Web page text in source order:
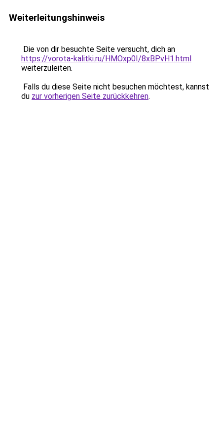
Weiterleitungshinweis
Die von dir besuchte Seite versucht, dich an
https://vorota-kalitki.ru/HMOxp0I/8xBPvH1.html
weiterzuleiten.
Falls du diese Seite nicht besuchen möchtest, kannst
du zur vorherigen Seite zurückkehren.